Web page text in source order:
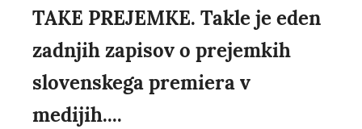
TAKE PREJEMKE. Takle je eden
zadnjih zapisov o prejemkih
slovenskega premiera v
medijih....